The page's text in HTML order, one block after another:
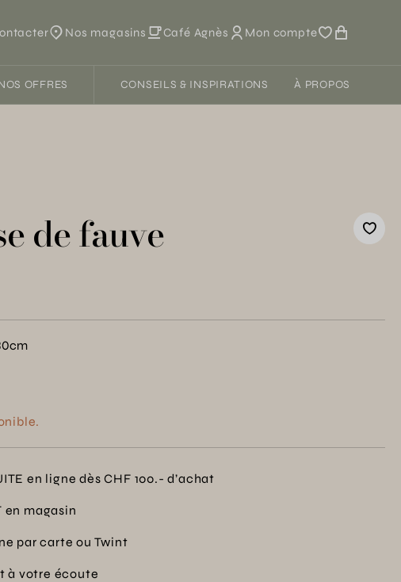
Nos magasins Café Agnès Mon compte
OFFRES CONSEILS & INSPIRATIONS À PROPOS
de fauve
en ligne dès CHF 100.- d’achat
en magasin
par carte ou Twint
à votre écoute